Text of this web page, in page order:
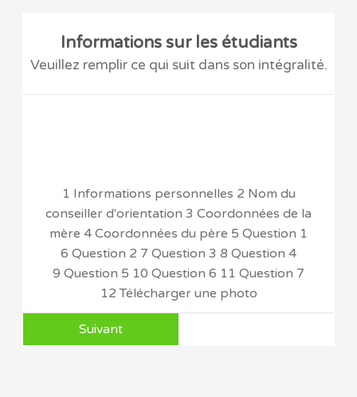
Informations sur les étudiants
Veuillez remplir ce qui suit dans son intégralité.
1 Informations personnelles 2 Nom du
conseiller d'orientation 3 Coordonnées de la
mère 4 Coordonnées du père 5 Question 1
6 Question 2 7 Question 3 8 Question 4
9 Question 5 10 Question 6 11 Question 7
12 Télécharger une photo
Suivant